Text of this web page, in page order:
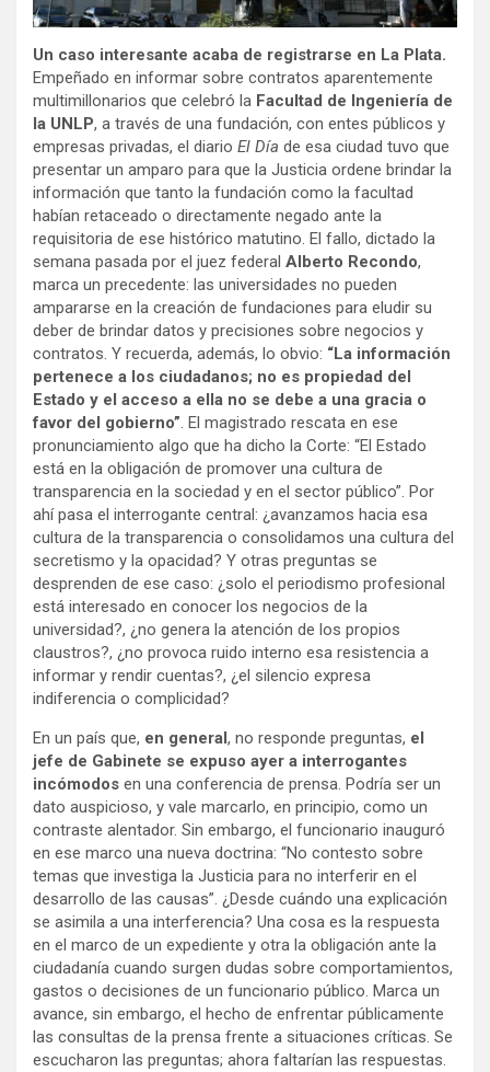
Un caso interesante acaba de registrarse en La Plata.
Empeñado en informar sobre contratos aparentemente
multimillonarios que celebró la Facultad de Ingeniería de
la UNLP, a través de una fundación, con entes públicos y
empresas privadas, el diario El Día de esa ciudad tuvo que
presentar un amparo para que la Justicia ordene brindar la
información que tanto la fundación como la facultad
habían retaceado o directamente negado ante la
requisitoria de ese histórico matutino. El fallo, dictado la
semana pasada por el juez federal Alberto Recondo,
marca un precedente: las universidades no pueden
ampararse en la creación de fundaciones para eludir su
deber de brindar datos y precisiones sobre negocios y
contratos. Y recuerda, además, lo obvio: “La información
pertenece a los ciudadanos; no es propiedad del
Estado y el acceso a ella no se debe a una gracia o
favor del gobierno”. El magistrado rescata en ese
pronunciamiento algo que ha dicho la Corte: “El Estado
está en la obligación de promover una cultura de
transparencia en la sociedad y en el sector público”. Por
ahí pasa el interrogante central: ¿avanzamos hacia esa
cultura de la transparencia o consolidamos una cultura del
secretismo y la opacidad? Y otras preguntas se
desprenden de ese caso: ¿solo el periodismo profesional
está interesado en conocer los negocios de la
universidad?, ¿no genera la atención de los propios
claustros?, ¿no provoca ruido interno esa resistencia a
informar y rendir cuentas?, ¿el silencio expresa
indiferencia o complicidad?
En un país que, en general, no responde preguntas, el
jefe de Gabinete se expuso ayer a interrogantes
incómodos en una conferencia de prensa. Podría ser un
dato auspicioso, y vale marcarlo, en principio, como un
contraste alentador. Sin embargo, el funcionario inauguró
en ese marco una nueva doctrina: “No contesto sobre
temas que investiga la Justicia para no interferir en el
desarrollo de las causas”. ¿Desde cuándo una explicación
se asimila a una interferencia? Una cosa es la respuesta
en el marco de un expediente y otra la obligación ante la
ciudadanía cuando surgen dudas sobre comportamientos,
gastos o decisiones de un funcionario público. Marca un
avance, sin embargo, el hecho de enfrentar públicamente
las consultas de la prensa frente a situaciones críticas. Se
escucharon las preguntas; ahora faltarían las respuestas.